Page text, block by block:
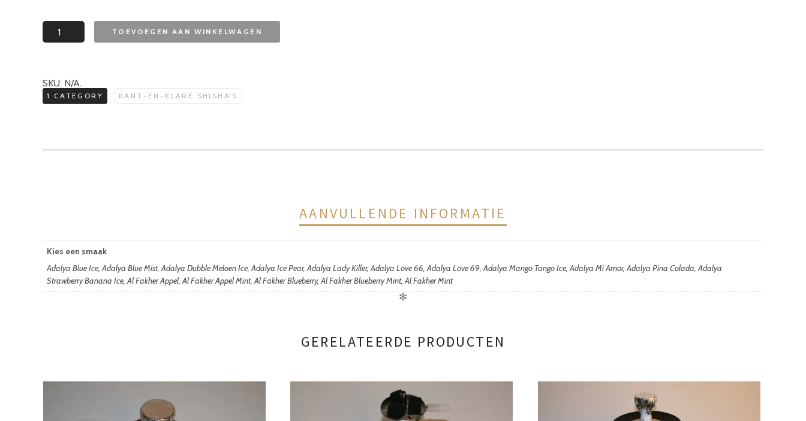
Khalil
Mamoon
Shisha
Houtskolen
aantal
TOEVOEGEN AAN WINKELWAGEN
SKU: N/A.
1 CATEGORY KANT-EN-KLARE SHISHA'S
AANVULLENDE INFORMATIE
Kies een smaak
Adalya Blue Ice, Adalya Blue Mist, Adalya Dubble Meloen Ice, Adalya Ice Pear, Adalya Lady Killer, Adalya Love 66, Adalya Love 69, Adalya Mango Tango Ice, Adalya Mi Amor, Adalya Pina Colada, Adalya
Strawberry Banana Ice, Al Fakher Appel, Al Fakher Appel Mint, Al Fakher Blueberry, Al Fakher Blueberry Mint, Al Fakher Mint
✻
GERELATEERDE PRODUCTEN